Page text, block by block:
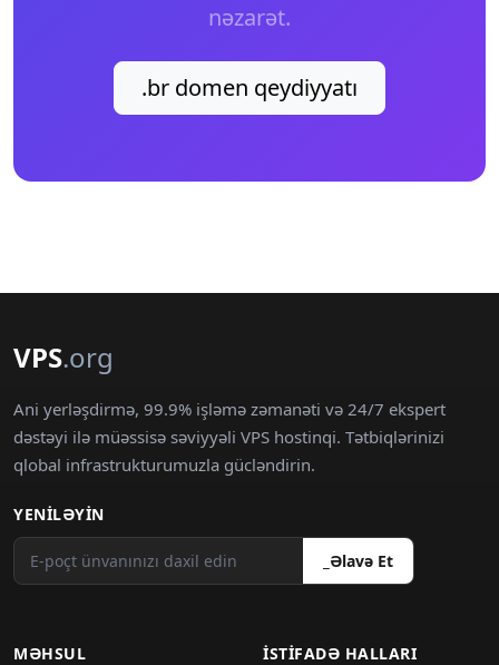
nəzarət.
.br domen qeydiyyatı
VPS.org
Ani yerləşdirmə, 99.9% işləmə zəmanəti və 24/7 ekspert
dəstəyi ilə müəssisə səviyyəli VPS hostinqi. Tətbiqlərinizi
qlobal infrastrukturumuzla gücləndirin.
YENILƏYIN
_Əlavə Et
MƏHSUL
İSTIFADƏ HALLARI